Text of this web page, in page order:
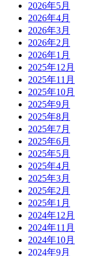
2026年5月
2026年4月
2026年3月
2026年2月
2026年1月
2025年12月
2025年11月
2025年10月
2025年9月
2025年8月
2025年7月
2025年6月
2025年5月
2025年4月
2025年3月
2025年2月
2025年1月
2024年12月
2024年11月
2024年10月
2024年9月